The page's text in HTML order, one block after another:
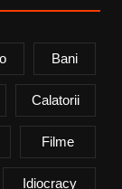
Bani
Calatorii
Filme
Idiocracy